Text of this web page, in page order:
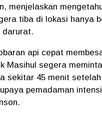
menjelaskan
tiba di lokasi hanya
darurat.
api cepat
Masihul segera
sekitar 45 menit
pemadaman